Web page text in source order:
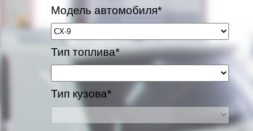
Модель автомобиля*
Тип топлива*
Тип кузова*